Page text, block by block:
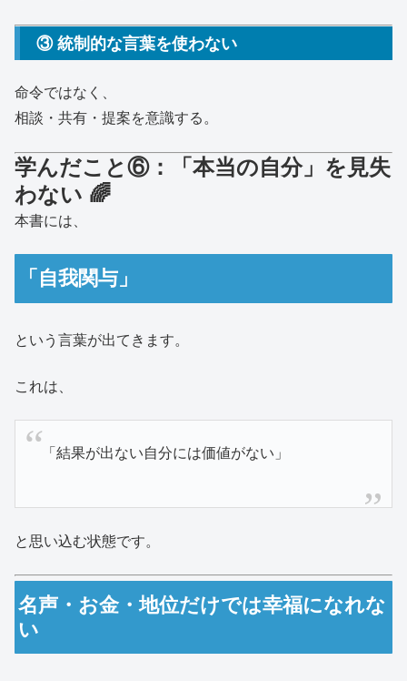
③ 統制的な言葉を使わない
命令ではなく、
相談・共有・提案を意識する。
学んだこと⑥：「本当の自分」を見失
わない 🌈
本書には、
「自我関与」
という言葉が出てきます。
これは、
「結果が出ない自分には価値がない」
と思い込む状態です。
名声・お金・地位だけでは幸福になれな
い